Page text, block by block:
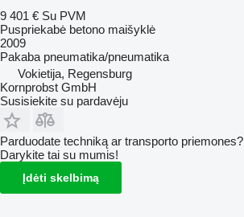
9 401 € Su PVM
Puspriekabė betono maišyklė
2009
Pakaba pneumatika/pneumatika
Vokietija, Regensburg
Kornprobst GmbH
Susisiekite su pardavėju
Parduodate techniką ar transporto priemones?
Darykite tai su mumis!
Įdėti skelbimą